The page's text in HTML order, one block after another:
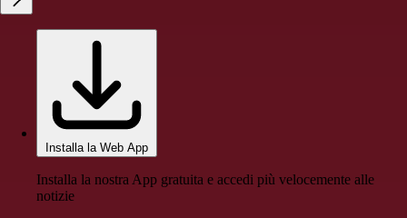
Installa la Web App
Installa la nostra App gratuita e accedi più velocemente alle
notizie